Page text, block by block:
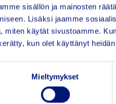
sisällön ja mainosten
Lisäksi jaamme
miten käytät sivustoamme.
kun olet käyttänyt
Mieltymykset
liittyvä
ja että
ja
käytön
alueiden
ja että